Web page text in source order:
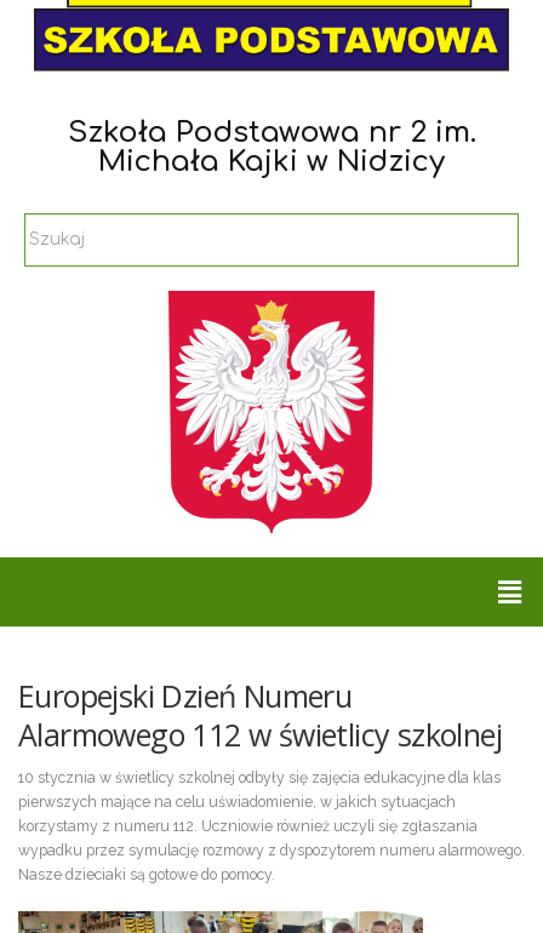
Szkoła Podstawowa nr 2 im.
Michała Kajki w Nidzicy
Europejski Dzień Numeru
Alarmowego 112 w świetlicy szkolnej
10 stycznia w świetlicy szkolnej odbyły się zajęcia edukacyjne dla klas
pierwszych mające na celu uświadomienie, w jakich sytuacjach
korzystamy z numeru 112. Uczniowie również uczyli się zgłaszania
wypadku przez symulację rozmowy z dyspozytorem numeru alarmowego.
Nasze dzieciaki są gotowe do pomocy.